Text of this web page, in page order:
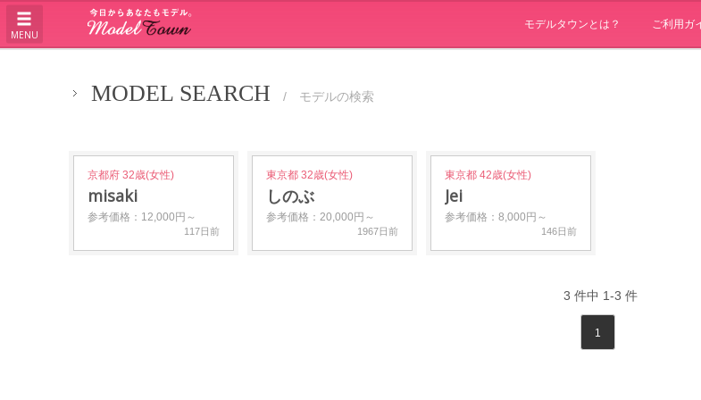
MENU
モデルタウンとは？ ご利用ガ
MODEL SEARCH / モデルの検索
京都府 32歳(女性)
misaki
参考価格：12,000円～
117日前
東京都 32歳(女性)
しのぶ
参考価格：20,000円～
1967日前
東京都 42歳(女性)
Jei
参考価格：8,000円～
146日前
3 件中 1-3 件
1